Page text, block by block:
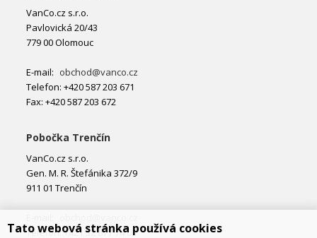
VanCo.cz s.r.o.
Pavlovická 20/43
779 00 Olomouc
E-mail: obchod@vanco.cz
Telefon: +420 587 203 671
Fax: +420 587 203 672
Pobočka Trenčín
VanCo.cz s.r.o.
Gen. M. R. Štefánika 372/9
911 01 Trenčín
Telefon: +421 32 877 74 02
Tato webová stránka používá cookies